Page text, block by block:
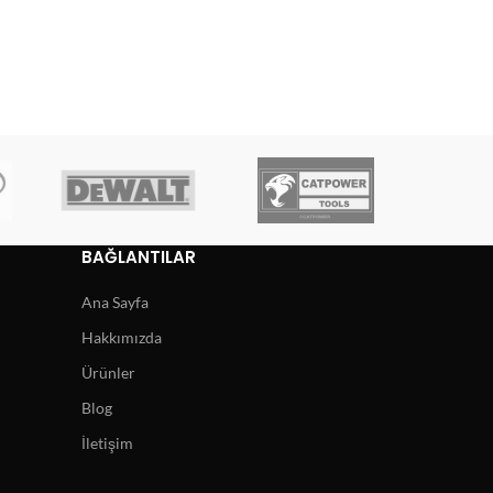
BAĞLANTILAR
Ana Sayfa
Hakkımızda
Ürünler
Blog
İletişim